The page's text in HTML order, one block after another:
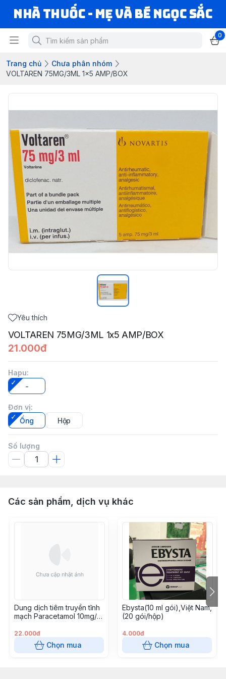
Nhà Thuốc - Mẹ và Bé Ngọc Sắc
0
Trang chủ
Chưa phân nhóm
VOLTAREN 75MG/3ML 1x5 AMP/BOX
Yêu thích
VOLTAREN 75MG/3ML 1x5 AMP/BOX
21.000đ
Hapu:
-
Đơn vị:
Ống
Hộp
Số lượng
Các sản phẩm, dịch vụ khác
Dung dịch tiêm truyền tĩnh
mạch Paracetamol 10mg/ml
22.000đ
Chọn mua
Ebysta(10 ml gói),Việt Nam,
(20 gói/hộp)
4.000đ
Chọn mua